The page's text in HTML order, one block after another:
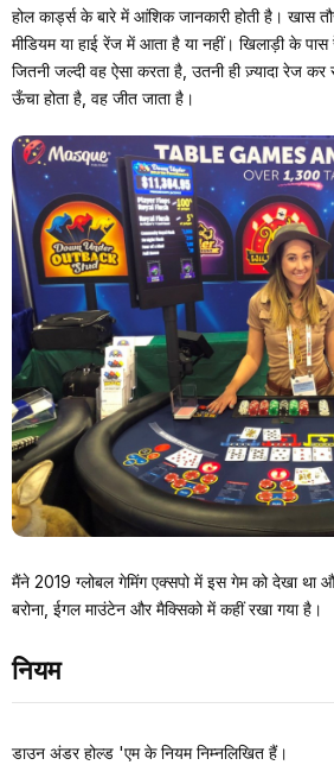
होल कार्ड्स के बारे में आंशिक जानकारी होती है। खास
मीडियम या हाई रेंज में आता है या नहीं। खिलाड़ी के
जितनी जल्दी वह ऐसा करता है, उतनी ही ज़्यादा रेज
ऊँचा होता है, वह जीत जाता है।
मैंने 2019 ग्लोबल गेमिंग एक्सपो में इस गेम को देखा था
बरोना, ईगल माउंटेन और मैक्सिको में कहीं रखा गया है।
नियम
डाउन अंडर होल्ड 'एम के नियम निम्नलिखित हैं।